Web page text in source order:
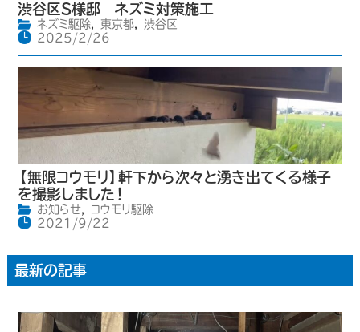
渋谷区S様邸 ネズミ対策施工
ネズミ駆除, 東京都,
渋谷区
2025/2/26
【無限コウモリ】軒下から次々と湧き出てくる様子
を撮影しました！
お知らせ,
コウモリ駆除
2021/9/22
最新の記事